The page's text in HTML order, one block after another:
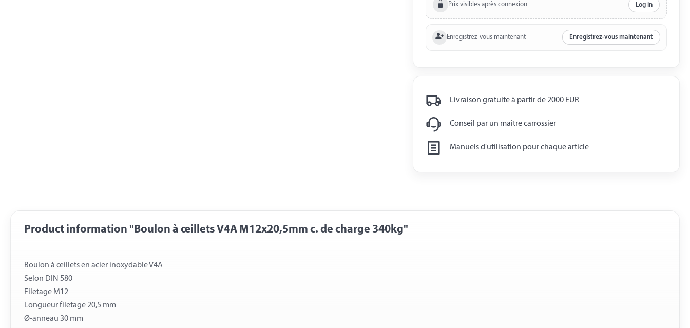
Prix visibles après connexion Log in
Enregistrez-vous maintenant Enregistrez-vous maintenant
Livraison gratuite à partir de 2000 EUR
Conseil par un maître carrossier
Manuels d'utilisation pour chaque article
Product information "Boulon à œillets V4A M12x20,5mm c. de charge 340kg"
Boulon à œillets en acier inoxydable V4A
Selon DIN 580
Filetage M12
Longueur filetage 20,5 mm
Ø-anneau 30 mm